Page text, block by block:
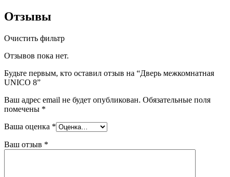
Отзывы
Очистить фильтр
Отзывов пока нет.
Будьте первым, кто оставил отзыв на “Дверь межкомнатная
UNICO 8”
Ваш адрес email не будет опубликован. Обязательные поля
помечены *
Ваша оценка *
Ваш отзыв *